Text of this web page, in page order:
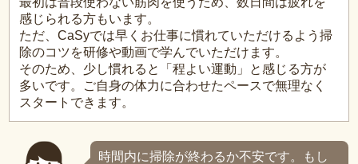
感じられる方もいます。
ただ、CaSyでは早くお仕事に慣れていただけるよう掃
除のコツを研修や動画で学んでいただけます。
そのため、少し慣れると「程よい運動」と感じる方が
多いです。ご自身の体力に合わせたペースで無理なく
スタートできます。
時間内に掃除が終わるか不安です。もし